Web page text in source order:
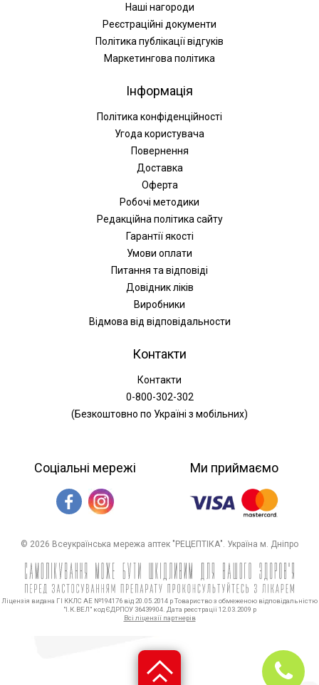
Наші нагороди
Реєстраційні документи
Політика публікації відгуків
Маркетингова політика
Інформація
Політика конфіденційності
Угода користувача
Повернення
Доставка
Оферта
Робочі методики
Редакційна політика сайту
Гарантії якості
Умови оплати
Питання та відповіді
Довідник ліків
Виробники
Відмова від відповідальности
Контакти
Контакти
0-800-302-302
(Безкоштовно по Україні з мобільних)
Соціальні мережі Ми приймаємо
© 2026 Всеукраїнська мережа аптек "РЕЦЕПТІКА". Україна м. Дніпро
Ліцензія видана ГІ ККЛС АЕ №194176 від 20.05.2014 р Товариство з обмеженою відповідальністю
"І.К.ВЕЛ" код ЄДРПОУ 36439904. Дата реєстрації 12.03.2009 р
Всі ліцензії партнерів